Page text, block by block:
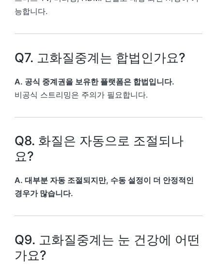
능합니다.
Q7. 고화질중계는 합법인가요?
A. 공식 중계권을 보유한 플랫폼은 합법입니다.
비공식 스트리밍은 주의가 필요합니다.
Q8. 화질은 자동으로 조절되나
요?
A. 대부분 자동 조절되지만, 수동 설정이 더 안정적인
경우가 많습니다.
Q9. 고화질중계는 눈 건강에 어떤
가요?